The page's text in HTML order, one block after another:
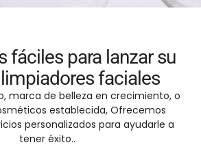
fáciles para lanzar su
limpiadores faciales
marca de belleza en crecimiento, o
establecida, Ofrecemos
personalizados para ayudarle a
tener éxito..